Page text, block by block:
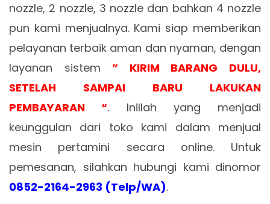
nozzle, 2 nozzle, 3 nozzle dan bahkan 4 nozzle
pun kami menjualnya. Kami siap memberikan
pelayanan terbaik aman dan nyaman, dengan
layanan sistem ” KIRIM BARANG DULU,
SETELAH SAMPAI BARU LAKUKAN
PEMBAYARAN “. Inillah yang menjadi
keunggulan dari toko kami dalam menjual
mesin pertamini secara online. Untuk
pemesanan, silahkan hubungi kami dinomor
0852-2164-2963 (Telp/WA).